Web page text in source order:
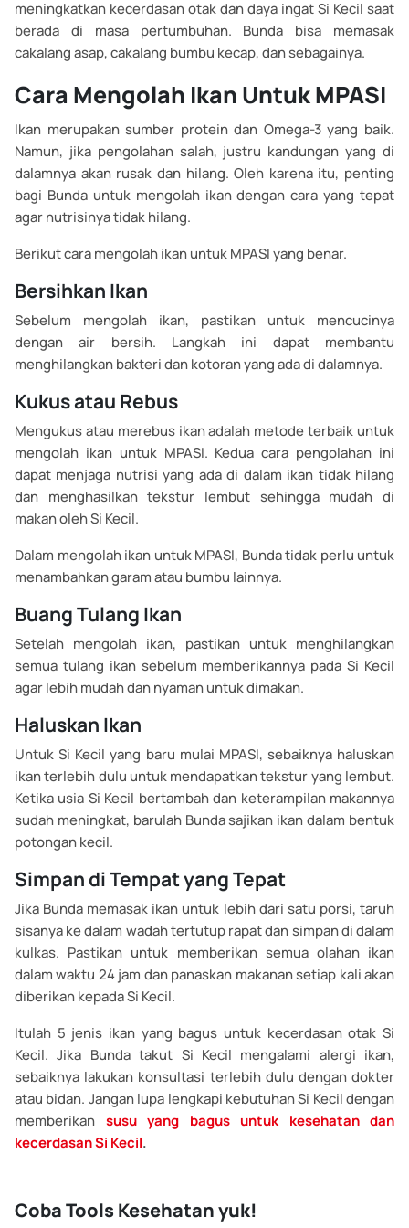
meningkatkan kecerdasan otak dan daya ingat Si Kecil saat
berada di masa pertumbuhan. Bunda bisa memasak
cakalang asap, cakalang bumbu kecap, dan sebagainya.
Cara Mengolah Ikan Untuk MPASI
Ikan merupakan sumber protein dan Omega-3 yang baik.
Namun, jika pengolahan salah, justru kandungan yang di
dalamnya akan rusak dan hilang. Oleh karena itu, penting
bagi Bunda untuk mengolah ikan dengan cara yang tepat
agar nutrisinya tidak hilang.
Berikut cara mengolah ikan untuk MPASI yang benar.
Bersihkan Ikan
Sebelum mengolah ikan, pastikan untuk mencucinya
dengan air bersih. Langkah ini dapat membantu
menghilangkan bakteri dan kotoran yang ada di dalamnya.
Kukus atau Rebus
Mengukus atau merebus ikan adalah metode terbaik untuk
mengolah ikan untuk MPASI. Kedua cara pengolahan ini
dapat menjaga nutrisi yang ada di dalam ikan tidak hilang
dan menghasilkan tekstur lembut sehingga mudah di
makan oleh Si Kecil.
Dalam mengolah ikan untuk MPASI, Bunda tidak perlu untuk
menambahkan garam atau bumbu lainnya.
Buang Tulang Ikan
Setelah mengolah ikan, pastikan untuk menghilangkan
semua tulang ikan sebelum memberikannya pada Si Kecil
agar lebih mudah dan nyaman untuk dimakan.
Haluskan Ikan
Untuk Si Kecil yang baru mulai MPASI, sebaiknya haluskan
ikan terlebih dulu untuk mendapatkan tekstur yang lembut.
Ketika usia Si Kecil bertambah dan keterampilan makannya
sudah meningkat, barulah Bunda sajikan ikan dalam bentuk
potongan kecil.
Simpan di Tempat yang Tepat
Jika Bunda memasak ikan untuk lebih dari satu porsi, taruh
sisanya ke dalam wadah tertutup rapat dan simpan di dalam
kulkas. Pastikan untuk memberikan semua olahan ikan
dalam waktu 24 jam dan panaskan makanan setiap kali akan
diberikan kepada Si Kecil.
Itulah 5 jenis ikan yang bagus untuk kecerdasan otak Si
Kecil. Jika Bunda takut Si Kecil mengalami alergi ikan,
sebaiknya lakukan konsultasi terlebih dulu dengan dokter
atau bidan. Jangan lupa lengkapi kebutuhan Si Kecil dengan
memberikan susu yang bagus untuk kesehatan dan
kecerdasan Si Kecil.
Coba Tools Kesehatan yuk!